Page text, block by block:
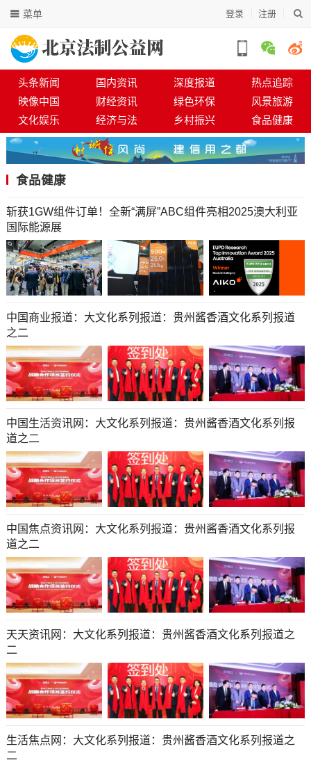
登录 注册
菜单
头条新闻 国内资讯 深度报道
热点追踪
映像中国
财经资讯 绿色环保
风景旅游
文化娱乐
经济与法 乡村振兴 食品健康
食品健康
斩获1GW组件订单！全新“满屏”ABC组件亮相2025澳大利亚
国际能源展
中国商业报道：大文化系列报道：贵州酱香酒文化系列报道
之二
中国生活资讯网：大文化系列报道：贵州酱香酒文化系列报
道之二
中国焦点资讯网：大文化系列报道：贵州酱香酒文化系列报
道之二
天天资讯网：大文化系列报道：贵州酱香酒文化系列报道之
二
生活焦点网：大文化系列报道：贵州酱香酒文化系列报道之
二